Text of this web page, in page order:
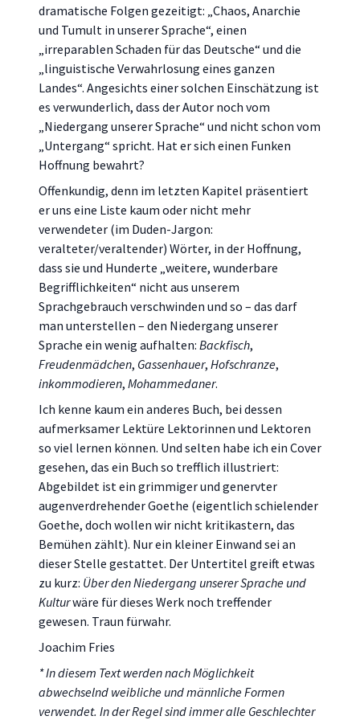
dramatische Folgen gezeitigt: „Chaos, Anarchie
und Tumult in unserer Sprache“, einen
„irreparablen Schaden für das Deutsche“ und die
„linguistische Verwahrlosung eines ganzen
Landes“. Angesichts einer solchen Einschätzung ist
es verwunderlich, dass der Autor noch vom
„Niedergang unserer Sprache“ und nicht schon vom
„Untergang“ spricht. Hat er sich einen Funken
Hoffnung bewahrt?
Offenkundig, denn im letzten Kapitel präsentiert
er uns eine Liste kaum oder nicht mehr
verwendeter (im Duden-Jargon:
veralteter/veraltender) Wörter, in der Hoffnung,
dass sie und Hunderte „weitere, wunderbare
Begrifflichkeiten“ nicht aus unserem
Sprachgebrauch verschwinden und so – das darf
man unterstellen – den Niedergang unserer
Sprache ein wenig aufhalten: Backfisch,
Freudenmädchen, Gassenhauer, Hofschranze,
inkommodieren, Mohammedaner.
Ich kenne kaum ein anderes Buch, bei dessen
aufmerksamer Lektüre Lektorinnen und Lektoren
so viel lernen können. Und selten habe ich ein Cover
gesehen, das ein Buch so trefflich illustriert:
Abgebildet ist ein grimmiger und genervter
augenverdrehender Goethe (eigentlich schielender
Goethe, doch wollen wir nicht kritikastern, das
Bemühen zählt). Nur ein kleiner Einwand sei an
dieser Stelle gestattet. Der Untertitel greift etwas
zu kurz: Über den Niedergang unserer Sprache und
Kulturwäre für dieses Werk noch treffender
gewesen. Traun fürwahr.
Joachim Fries
* In diesem Text werden nach Möglichkeit
abwechselnd weibliche und männliche Formen
verwendet. In der Regel sind immer alle Geschlechter